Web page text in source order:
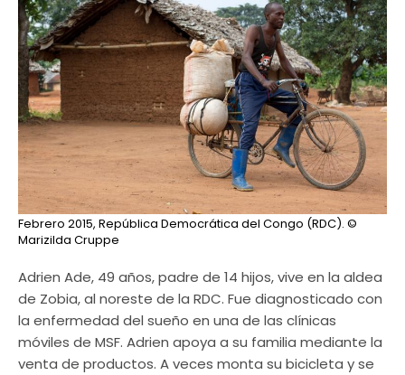
Febrero 2015, República Democrática del Congo (RDC). ©
Marizilda Cruppe
Adrien Ade, 49 años, padre de 14 hijos, vive en la aldea
de Zobia, al noreste de la RDC. Fue diagnosticado con
la enfermedad del sueño en una de las clínicas
móviles de MSF. Adrien apoya a su familia mediante la
venta de productos. A veces monta su bicicleta y se